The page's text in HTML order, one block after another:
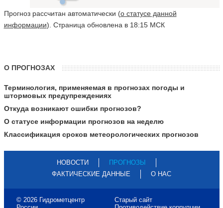
Прогноз рассчитан автоматически (о статусе данной
информации). Страница обновлена в 18:15 МСК
О ПРОГНОЗАХ
Терминология, применяемая в прогнозах погоды и
штормовых предупреждениях
Откуда возникают ошибки прогнозов?
О статусе информации прогнозов на неделю
Классификация сроков метеорологических прогнозов
НОВОСТИ
ПРОГНОЗЫ
ФАКТИЧЕСКИЕ ДАННЫЕ
О НАС
© 2026 Гидрометцентр
Старый сайт